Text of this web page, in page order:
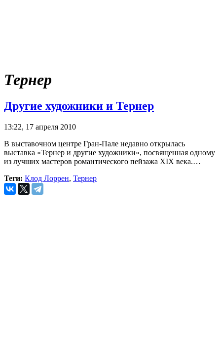
Тернер
Другие художники и Тернер
13:22, 17 апреля 2010
В выставочном центре Гран-Пале недавно открылась
выставка «Тернер и другие художники», посвященная одному
из лучших мастеров романтического пейзажа XIX века.…
Теги: Клод Лоррен, Тернер